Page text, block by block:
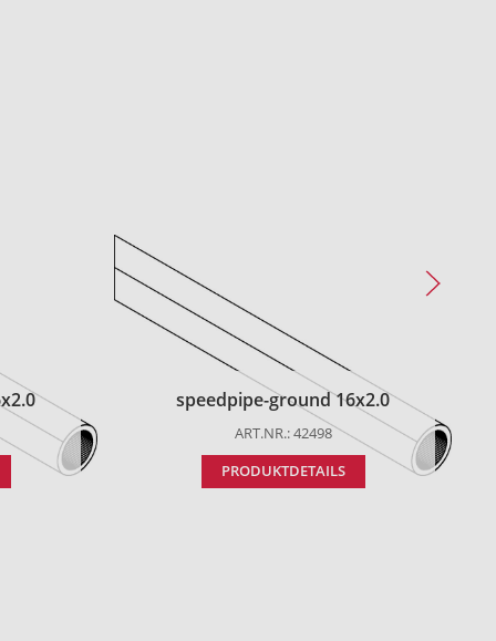
speedpipe-ground 16x2.0
ART.NR.: 42498
PRODUKTDETAILS